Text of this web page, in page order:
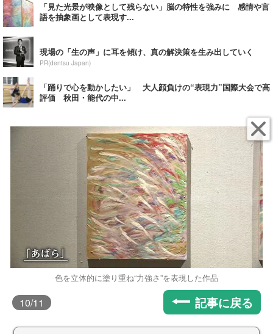
「見た光景が映像として残らない」脳の特性を強みに 感情や言
語を抽象画として表現す...
現場の「生の声」に耳を傾け、真の解決策を生み出していく
PR(dentsu Japan)
「踊りで心を動かしたい」 大人顔負けの“表現力”国際大会で高
評価 秋田・能代の中...
色を立体的に塗り重ね“力強さ”を表現した作品
10/11 記事に戻る